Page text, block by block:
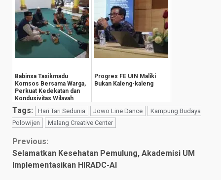
Babinsa Tasikmadu
Komsos Bersama Warga,
Perkuat Kedekatan dan
Kondusivitas Wilayah
Progres FE UIN Maliki
Bukan Kaleng-kaleng
Tags: Hari Tari Sedunia Jowo Line Dance
Kampung Budaya
Polowijen
Malang Creative Center
Continue
Reading
Previous:
Selamatkan Kesehatan Pemulung, Akademisi UM
Implementasikan HIRADC-AI